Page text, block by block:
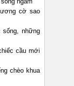
cờ sao
sống, những
cầu mới
chèo khua